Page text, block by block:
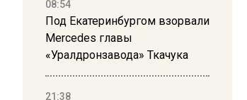
08:54
Под Екатеринбургом взорвали
Mercedes главы
«Уралдронзавода» Ткачука
21:38